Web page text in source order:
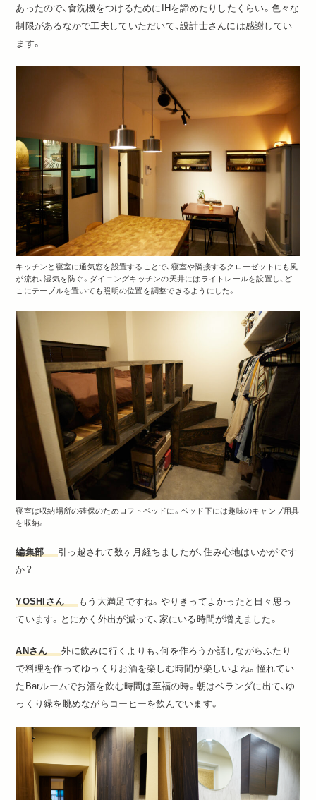
あったので、食洗機をつけるためにIHを諦めたりしたくらい。色々な
制限があるなかで工夫していただいて、設計士さんには感謝してい
ます。
キッチンと寝室に通気窓を設置することで、寝室や隣接するクローゼットにも風
が流れ、湿気を防ぐ。ダイニングキッチンの天井にはライトレールを設置し、ど
こにテーブルを置いても照明の位置を調整できるようにした。
寝室は収納場所の確保のためロフトベッドに。ベッド下には趣味のキャンプ用具
を収納。
編集部
引っ越されて数ヶ月経ちましたが、住み心地はいかがです
か？
YOSHIさん
もう大満足ですね。やりきってよかったと日々思っ
ています。とにかく外出が減って、家にいる時間が増えました。
ANさん
外に飲みに行くよりも、何を作ろうか話しながらふたり
で料理を作ってゆっくりお酒を楽しむ時間が楽しいよね。憧れてい
たBarルームでお酒を飲む時間は至福の時。朝はベランダに出て、ゆ
っくり緑を眺めながらコーヒーを飲んでいます。